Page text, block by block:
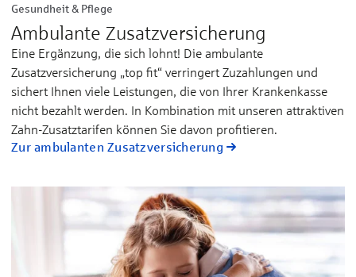
Gesundheit & Pflege
Ambulante Zusatzversicherung
Eine Ergänzung, die sich lohnt! Die ambulante
Zusatzversicherung „top fit“ verringert Zuzahlungen und
sichert Ihnen viele Leistungen, die von Ihrer Krankenkasse
nicht bezahlt werden. In Kombination mit unseren attraktiven
Zahn-Zusatztarifen können Sie davon profitieren.
Zur ambulanten Zusatzversicherung